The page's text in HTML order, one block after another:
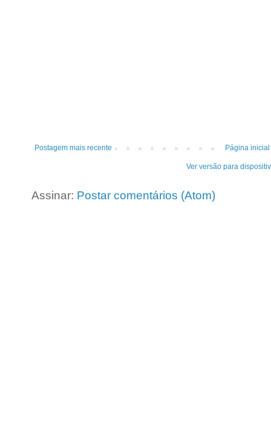
Postagem mais recente Página inicial
Ver versão para
Assinar: Postar comentários (Atom)